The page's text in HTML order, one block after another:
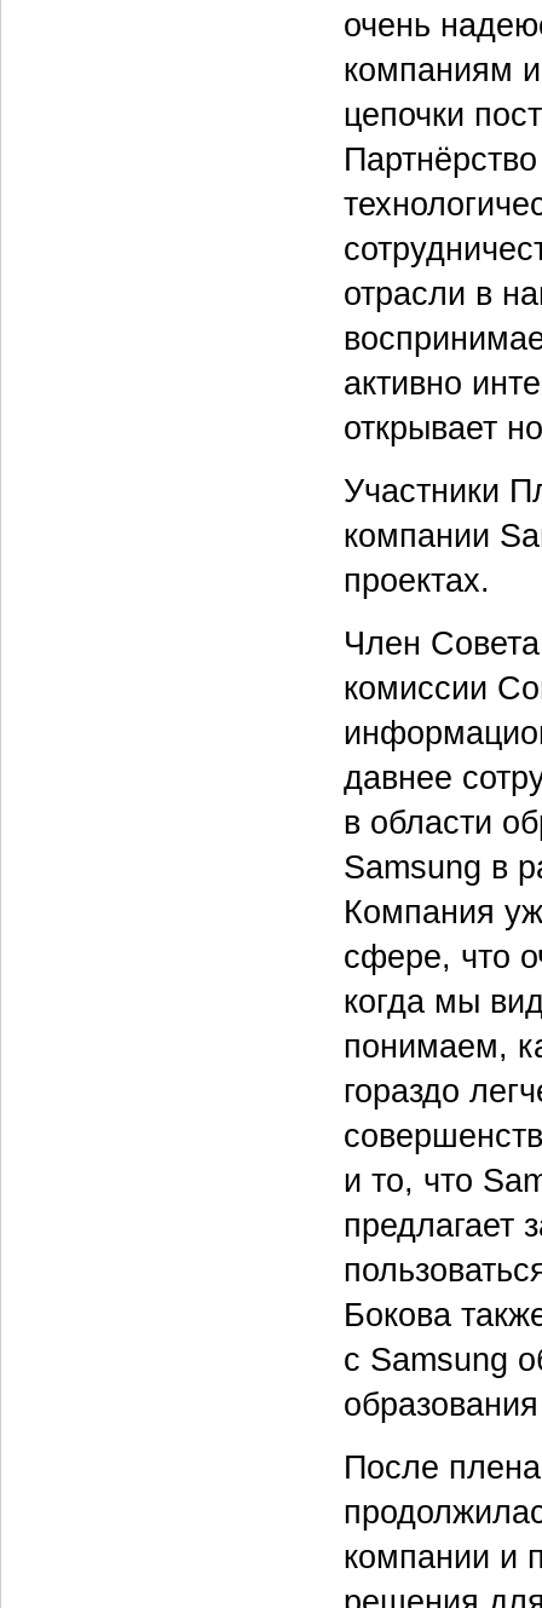
очень
компаниям
цепочки
отрасли в
активно
открывает
Участники
компании
проектах.
Член
комиссии
давнее
в области
Samsung в
Компания
сфере, что
когда мы
понимаем,
гораздо
и то, что
предлагает
Бокова
с Samsung
После
компании и